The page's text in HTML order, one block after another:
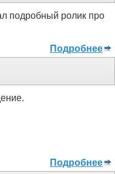
подробный ролик про
Подробнее
Подробнее